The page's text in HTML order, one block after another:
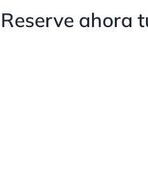
Reserve ahora